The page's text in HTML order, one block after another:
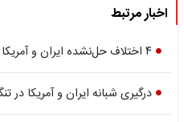
اخبار مرتبط
۴ اختلاف حل‌نشده ایران و آمریکا در مذاکرات
درگیری شبانه ایران و آمریکا در